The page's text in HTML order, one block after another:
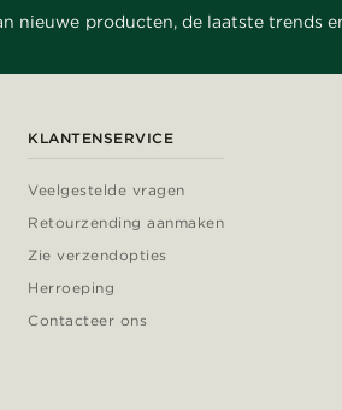
nieuwe producten, de laatste trends
KLANTENSERVICE
Veelgestelde vragen
Retourzending aanmaken
Zie verzendopties
Herroeping
Contacteer ons